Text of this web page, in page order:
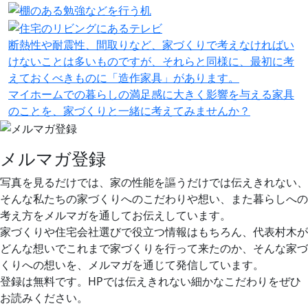
断熱性や耐震性、間取りなど、家づくりで考えなければい
けないことは多いものですが、それらと同様に、最初に考
えておくべきものに「造作家具」があります。
マイホームでの暮らしの満足感に大きく影響を与える家具
のことを、家づくりと一緒に考えてみませんか？
メルマガ登録
写真を見るだけでは、家の性能を謳うだけでは伝えきれない、
そんな私たちの家づくりへのこだわりや想い、また暮らしへの
考え方をメルマガを通してお伝えしています。
家づくりや住宅会社選びで役立つ情報はもちろん、代表村木が
どんな想いでこれまで家づくりを行って来たのか、そんな家づ
くりへの想いを、メルマガを通じて発信しています。
登録は無料です。HPでは伝えきれない細かなこだわりをぜひ
お読みください。